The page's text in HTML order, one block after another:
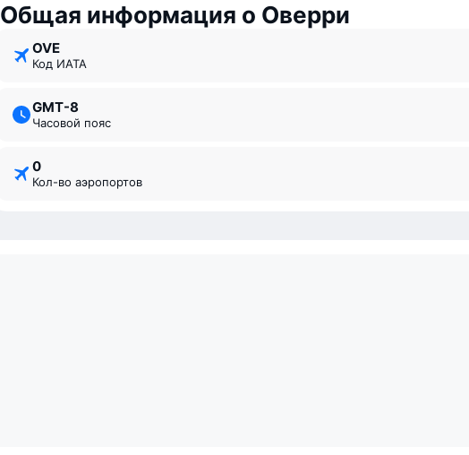
Общая информация о Оверри
OVE
Код ИАТА
GMT-8
Часовой пояс
0
Кол-во аэропортов